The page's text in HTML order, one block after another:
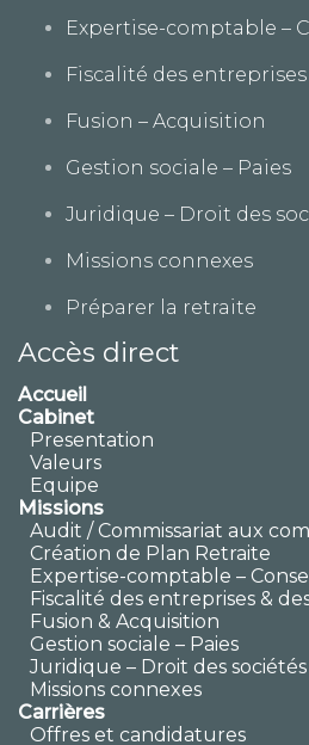
Expertise-comptable –
Fiscalité des
Fusion – Acquisition
Gestion sociale – Paies
Juridique – Droit des
Missions connexes
Préparer la retraite
Accès direct
Accueil
Cabinet
Presentation
Valeurs
Equipe
Missions
Audit / Commissariat aux
Création de Plan Retraite
Expertise-comptable –
Fiscalité des entreprises &
Fusion & Acquisition
Gestion sociale – Paies
Juridique – Droit des sociétés
Missions connexes
Carrières
Offres et candidatures